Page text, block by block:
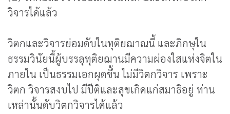
วิจารได้แล้ว
วิตกและวิจารย่อมดับในทุติยฌาณนี้ และภิกษุใน
ธรรมวินัยนี้ผู้บรรลุทุติยฌานมีความผ่องใสแห่งจิตใน
ภายใน เป็นธรรมเอกผุดขึ้น ไม่มีวิตกวิจาร เพราะ
วิตก วิจารสงบไป มีปีติและสุขเกิดแก่สมาธิอยู่ ท่าน
เหล่านั้นดับวิตกวิจารได้แล้ว